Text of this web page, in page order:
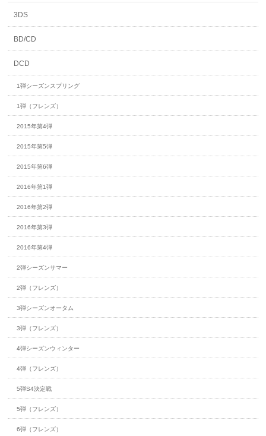
3DS
BD/CD
DCD
1弾シーズンスプリング
1弾（フレンズ）
2015年第4弾
2015年第5弾
2015年第6弾
2016年第1弾
2016年第2弾
2016年第3弾
2016年第4弾
2弾シーズンサマー
2弾（フレンズ）
3弾シーズンオータム
3弾（フレンズ）
4弾シーズンウィンター
4弾（フレンズ）
5弾S4決定戦
5弾（フレンズ）
6弾（フレンズ）